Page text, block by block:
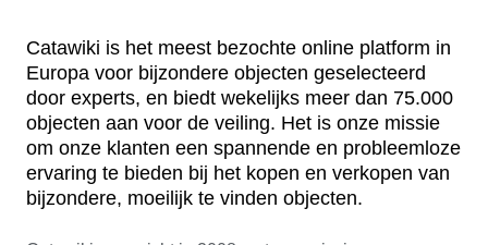
Catawiki is het meest bezochte online platform in
Europa voor bijzondere objecten geselecteerd
door experts, en biedt wekelijks meer dan 75.000
objecten aan voor de veiling. Het is onze missie
om onze klanten een spannende en probleemloze
ervaring te bieden bij het kopen en verkopen van
bijzondere, moeilijk te vinden objecten.